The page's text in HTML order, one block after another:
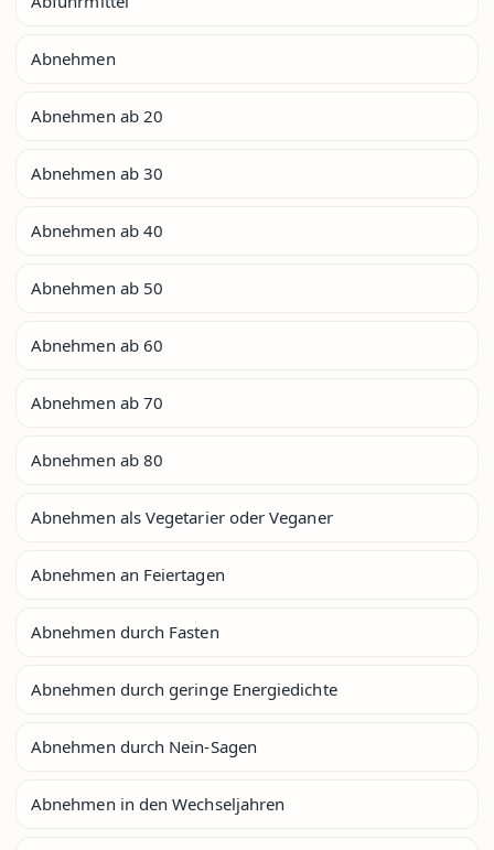
Abnehmen
Abnehmen ab 20
Abnehmen ab 30
Abnehmen ab 40
Abnehmen ab 50
Abnehmen ab 60
Abnehmen ab 70
Abnehmen ab 80
Abnehmen als Vegetarier oder Veganer
Abnehmen an Feiertagen
Abnehmen durch Fasten
Abnehmen durch geringe Energiedichte
Abnehmen durch Nein-Sagen
Abnehmen in den Wechseljahren